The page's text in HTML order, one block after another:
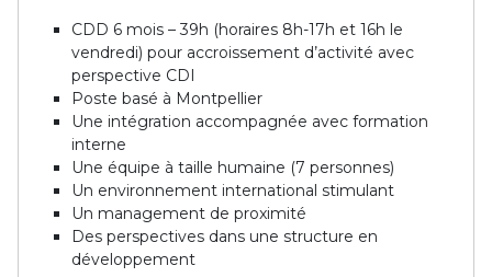
CDD 6 mois – 39h (horaires 8h-17h et 16h le
vendredi) pour accroissement d’activité avec
perspective CDI
Poste basé à Montpellier
Une intégration accompagnée avec formation
interne
Une équipe à taille humaine (7 personnes)
Un environnement international stimulant
Un management de proximité
Des perspectives dans une structure en
développement